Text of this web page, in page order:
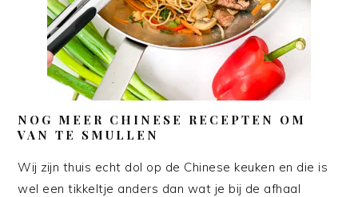
NOG MEER CHINESE RECEPTEN OM
VAN TE SMULLEN
Wij zijn thuis echt dol op de Chinese keuken en die is
wel een tikkeltje anders dan wat je bij de afhaal